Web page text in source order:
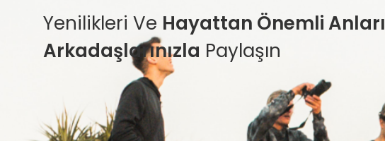
Yenilikleri Ve Hayattan Önemli Anları
Arkadaşlarınızla Paylaşın